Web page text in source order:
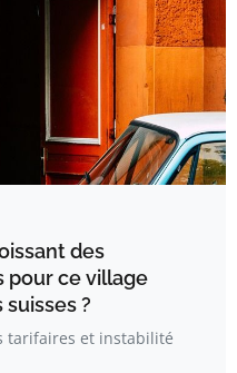
des
pour ce village
?
tarifaires et instabilité